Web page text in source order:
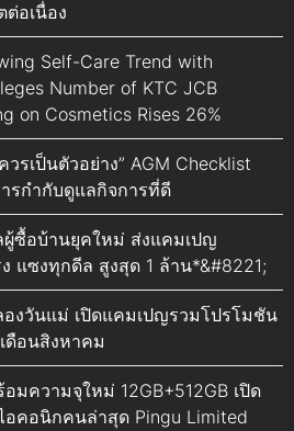
อเนื่อง
Self-Care Trend with
Number of KTC JCB
on Cosmetics Rises 26%
วรเป็นตัวอย่าง” AGM Checklist
รกำกับดูแลกิจการที่ดี
ผู้ซื้อบ้านยุคใหม่ ส่งแคมเปญ
แซงทุกดีล สูงสุด 1 ล้าน*&#8221;
งวันแม่ เปิดแคมเปญรวมโปรโมชัน
ดือนสิงหาคม
อมความจุใหม่ 12GB+512GB เปิด
คอนิกคนล่าสุด Pingu Limited